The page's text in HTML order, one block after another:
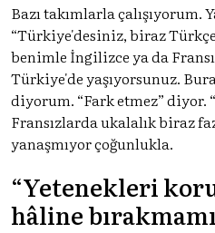
Bazı takımlarla çalışıyorum.
“Türkiye'desiniz, biraz
benimle İngilizce ya da
Türkiye'de yaşıyorsunuz.
diyorum. “Fark etmez” diyor.
Fransızlarda ukalalık biraz
yanaşmıyor çoğunlukla.
“Yetenekleri
hâline